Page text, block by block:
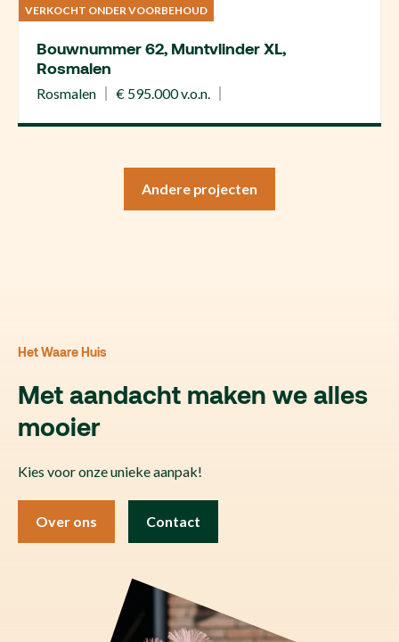
VERKOCHT ONDER VOORBEHOUD
Bouwnummer 62, Muntvlinder XL,
Rosmalen
Rosmalen € 595.000 v.o.n.
Andere projecten
Het Waare Huis
Met aandacht maken we alles
mooier
Kies voor onze unieke aanpak!
Over ons Contact